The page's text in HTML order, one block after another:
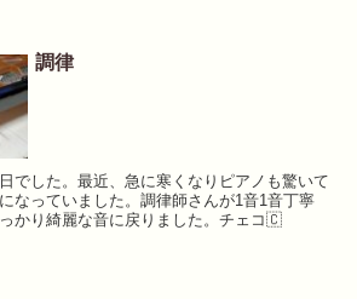
調律
でした。⁡⁡⁡⁡最近、急に寒くなり⁡ピアノも驚いて
なっていました。⁡⁡⁡⁡調律師さんが1音1音丁寧
かり綺麗な音に戻りました。⁡⁡⁡チェコ🇨